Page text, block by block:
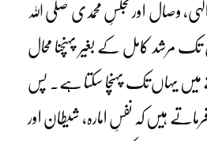
وصال اور مجلسِ محمدی صلی اللہ
مرشد کامل کے بغیر پہنچنا محال
میں یہاں تک پہنچا سکتا ہے۔ پس
ہیں کہ نفسِ امارہ، شیطان اور